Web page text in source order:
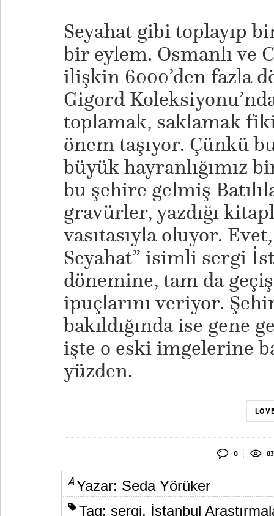
Seyahat gibi toplayıp
bir eylem. Osmanlı ve
ilişkin 6000’den fazla
Gigord
toplamak, saklamak
önem taşıyor. Çünkü
büyük hayranlığımız
bu şehire gelmiş
gravürler, yazdığı
vasıtasıyla oluyor.
Seyahat” isimli sergi
dönemine, tam da
ipuçlarını veriyor.
bakıldığında ise gene
işte o eski imgelerine
yüzden.
0
Yazar: Seda Yörüker
Tag: sergi, İstanbul